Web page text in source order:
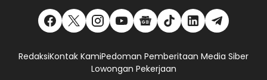
RedaksiKontak KamiPedoman Pemberitaan Media Siber
Lowongan Pekerjaan